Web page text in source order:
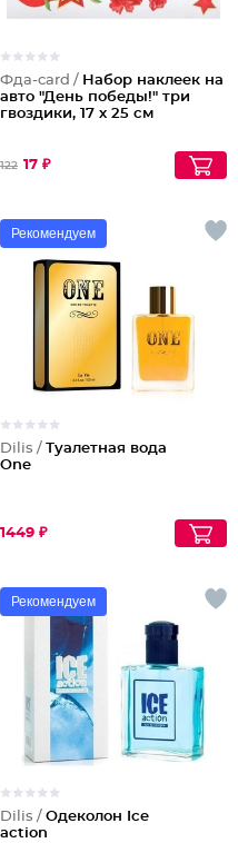
Фда-card / Набор наклеек на
авто "День победы!" три
гвоздики, 17 х 25 см
122 17 ₽
Рекомендуем
Dilis / Туалетная вода
One
1449 ₽
Рекомендуем
Dilis / Одеколон Ice
action